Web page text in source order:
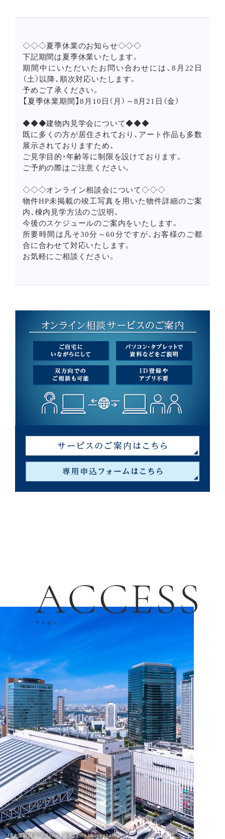
◇◇◇夏季休業のお知らせ◇◇◇
下記期間は夏季休業いたします。
期間中にいただいたお問い合わせには、8月22日
（土）以降、順次対応いたします。
予めご了承ください。
【夏季休業期間】8月10日（月）～8月21日（金）
◆◆◆建物内見学会について◆◆◆
既に多くの方が居住されており、アート作品も多数
展示されておりますため、
ご見学目的・年齢等に制限を設けております。
ご予約の際はご注意ください。
◇◇◇オンライン相談会について◇◇◇
物件HP未掲載の竣工写真を用いた物件詳細のご案
内、棟内見学方法のご説明、
今後のスケジュールのご案内をいたします。
所要時間は凡そ30分～60分ですが、お客様のご都
合に合わせて対応いたします。
お気軽にご相談ください。
JR大阪駅周辺（約850m / 徒歩11分） image photo